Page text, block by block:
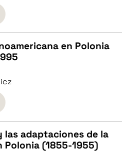
en Polonia
las adaptaciones de la
(1855-1955)